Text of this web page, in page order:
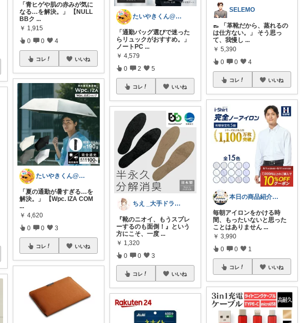
「青ヒゲや肌の赤みが気に
なる…を解決。」 【NULL
BBク ...
￥ 1,915
0 0 4
コレ いいね
たいやきくん@経由購入感謝です😊
「夏の通勤が暑すぎる…を
解決。」 【Wpc. IZA COM
...
￥ 4,620
0 0 3
コレ いいね
たいやきくん@経由購入感謝です😊
「通勤バッグ選びで迷った
らリュックがおすすめ。」
ノートPC ...
￥ 4,579
0 2 5
コレ いいね
ちえ _大手ドラスト勤務の登録販売者
『靴のニオイ、もうスプレ
ーするのも面倒！』という
方にこそ、一度 ...
￥ 1,320
0 0 3
コレ いいね
SELEMO
👞 「革靴だから、蒸れるの
は仕方ない。」 そう思っ
て、我慢し ...
￥ 5,390
0 0 4
コレ いいね
本日の商品紹介（営業にまつわる商品紹介）
毎朝アイロンをかける時
間、もったいないと思った
ことはありません ...
￥ 3,990
0 0 1
コレ いいね